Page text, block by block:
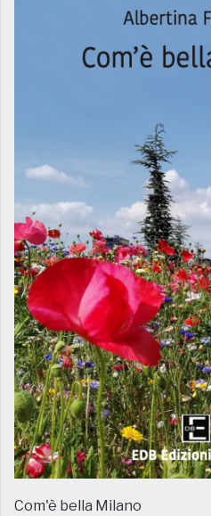
Com'è bella Milano